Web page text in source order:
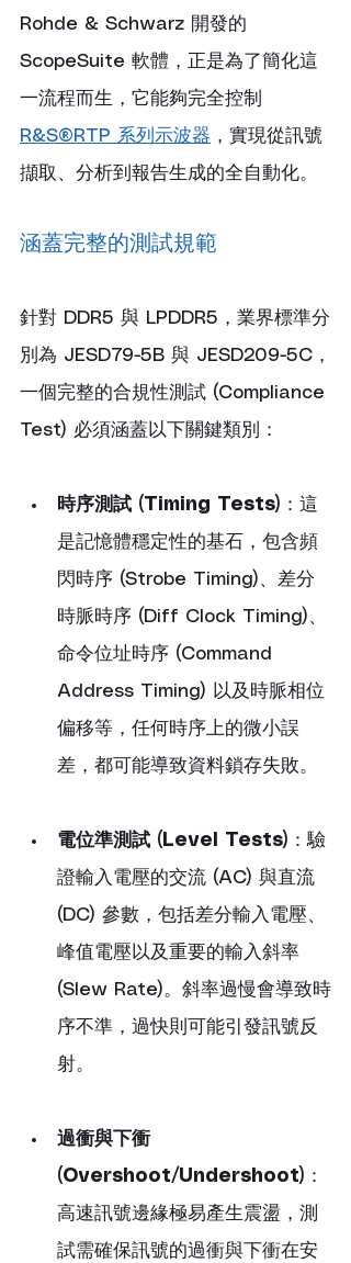
Rohde & Schwarz 開發的
ScopeSuite 軟體，正是為了簡化這
一流程而生，它能夠完全控制
R&S®RTP 系列示波器 ，實現從訊號
擷取、分析到報告生成的全自動化。
涵蓋完整的測試規範
針對 DDR5 與 LPDDR5，業界標準分
別為 JESD79-5B 與 JESD209-5C，
一個完整的合規性測試 (Compliance
Test) 必須涵蓋以下關鍵類別：
時序測試 (Timing Tests) ：這
是記憶體穩定性的基石，包含頻
閃時序 (Strobe Timing)、差分
時脈時序 (Diff Clock Timing)、
命令位址時序 (Command
Address Timing) 以及時脈相位
偏移等，任何時序上的微小誤
差，都可能導致資料鎖存失敗。
電位準測試 (Level Tests) ：驗
證輸入電壓的交流 (AC) 與直流
(DC) 參數，包括差分輸入電壓、
峰值電壓以及重要的輸入斜率
(Slew Rate)。斜率過慢會導致時
序不準，過快則可能引發訊號反
射。
過衝與下衝
(Overshoot/Undershoot) ：
高速訊號邊緣極易產生震盪，測
試需確保訊號的過衝與下衝在安